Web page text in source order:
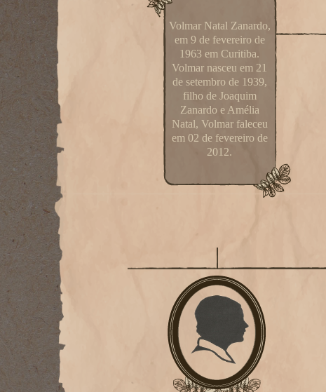
Volmar Natal Zanardo,
em 9 de fevereiro de
1963 em Curitiba.
Volmar nasceu em 21
de setembro de 1939,
filho de Joaquim
Zanardo e Amélia
Natal, Volmar faleceu
em 02 de fevereiro de
2012.